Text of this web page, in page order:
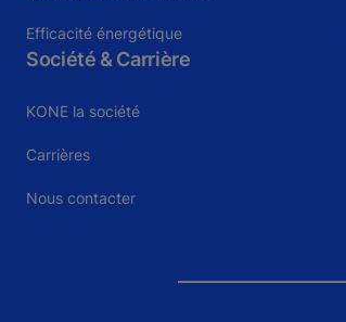
Efficacité énergétique
Société & Carrière
KONE la société
Carrières
Nous contacter